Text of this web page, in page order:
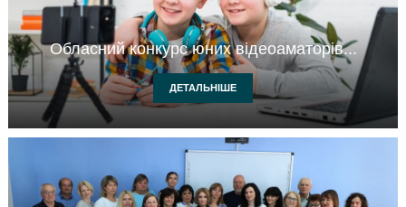
Обласний конкурс юних відеоаматорів...
ДЕТАЛЬНІШЕ